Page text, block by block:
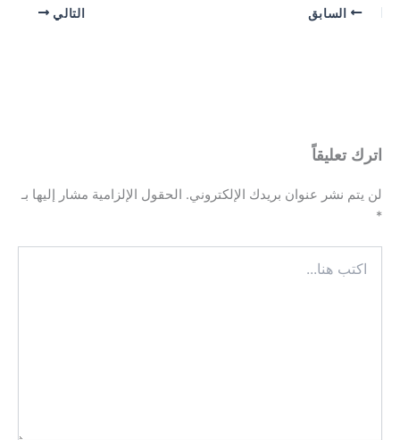
السابق
تعليقاً
نشر عنوان بريدك الإلكتروني. الحقول الإلزامية مشار إليها بـ